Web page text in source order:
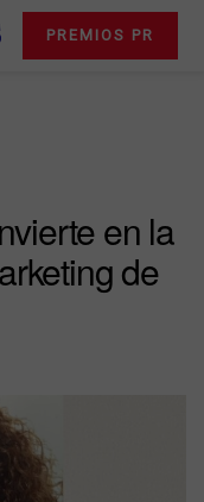
PREMIOS PR
en la
de